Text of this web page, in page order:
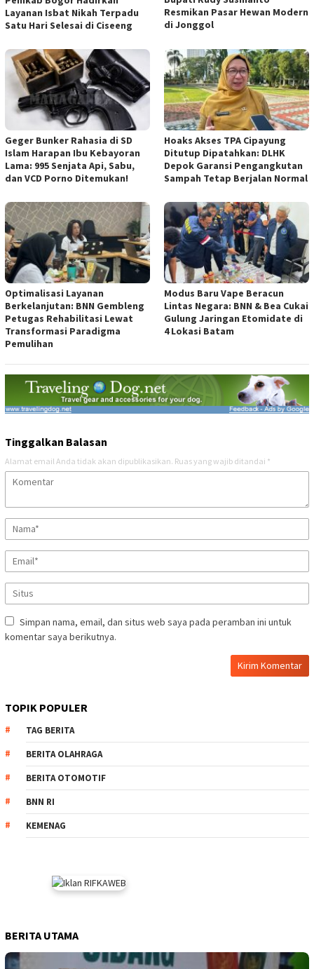
Layanan Isbat Nikah Terpadu
Satu Hari Selesai di Ciseeng
Resmikan Pasar Hewan Modern
di Jonggol
Geger Bunker Rahasia di SD
Islam Harapan Ibu Kebayoran
Lama: 995 Senjata Api, Sabu,
dan VCD Porno Ditemukan!
Hoaks Akses TPA Cipayung
Ditutup Dipatahkan: DLHK
Depok Garansi Pengangkutan
Sampah Tetap Berjalan Normal
Optimalisasi Layanan
Berkelanjutan: BNN Gembleng
Petugas Rehabilitasi Lewat
Transformasi Paradigma
Pemulihan
Modus Baru Vape Beracun
Lintas Negara: BNN & Bea Cukai
Gulung Jaringan Etomidate di
4 Lokasi Batam
Tinggalkan Balasan
Alamat email Anda tidak akan dipublikasikan. Ruas yang wajib ditandai *
Simpan nama, email, dan situs web saya pada peramban ini untuk
komentar saya berikutnya.
TOPIK POPULER
TAG BERITA
BERITA OLAHRAGA
BERITA OTOMOTIF
BNN RI
KEMENAG
BERITA UTAMA